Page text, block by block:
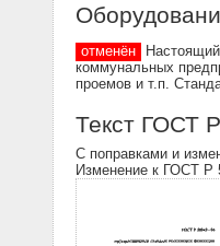
отменён
коммунальных
проемов и т.п.
Текст ГОСТ
С поправками и
Изменение к ГОСТ Р